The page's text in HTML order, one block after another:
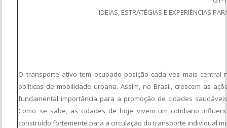
IDEIAS, ESTRATÉGIAS E EXPERIÊNCIAS
O transporte ativo tem ocupado posição cada vez mais
políticas de mobilidade urbana. Assim, no Brasil, crescem as
fundamental importância para a promoção de cidades
Como se sabe, as cidades de hoje vivem um cotidiano
construído fortemente para a circulação do transporte individual